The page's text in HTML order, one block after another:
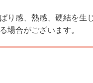
感、熱感、硬結を生
場合がございます。